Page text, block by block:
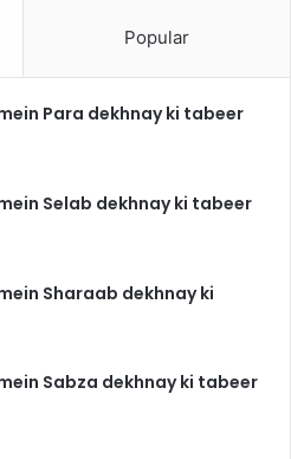
Popular
Para dekhnay ki tabeer
Selab dekhnay ki tabeer
Sharaab dekhnay ki
Sabza dekhnay ki tabeer